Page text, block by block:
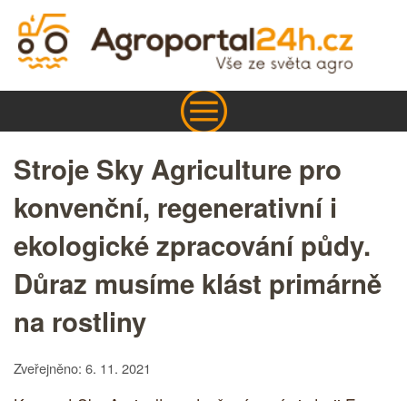
Stroje Sky Agriculture pro
konvenční, regenerativní i
ekologické zpracování půdy.
Důraz musíme klást primárně
na rostliny
Zveřejněno: 6. 11. 2021